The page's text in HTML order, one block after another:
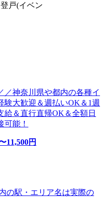
戸(イベン
神奈川県や都内の各種イ
験大歓迎＆週払いOK＆1週
給＆直行直帰OK＆全額日
能！
11,500円
の駅・エリア名は実際の